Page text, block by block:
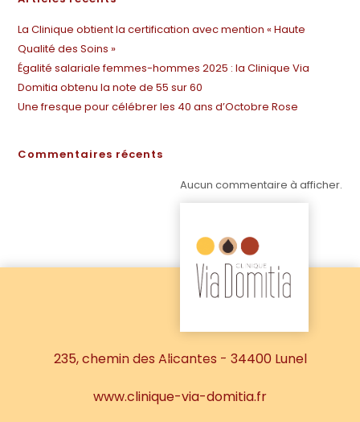
La Clinique obtient la certification avec mention « Haute
Qualité des Soins »
Égalité salariale femmes-hommes 2025 : la Clinique Via
Domitia obtenu la note de 55 sur 60
Une fresque pour célébrer les 40 ans d’Octobre Rose
Commentaires récents
Aucun commentaire à afficher.
235, chemin des Alicantes - 34400 Lunel
www.clinique-via-domitia.fr